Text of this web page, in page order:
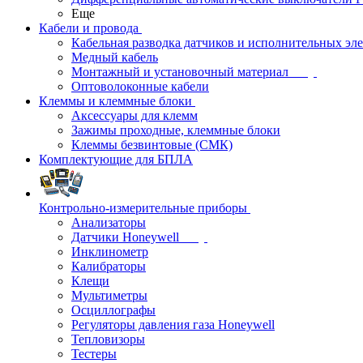
Еще
Кабели и провода
Кабельная разводка датчиков и исполнительных
Медный кабель
Монтажный и установочный материал
Оптоволоконные кабели
Клеммы и клеммные блоки
Аксессуары для клемм
Зажимы проходные, клеммные блоки
Клеммы безвинтовые (СМК)
Комплектующие для БПЛА
Контрольно-измерительные приборы
Анализаторы
Датчики Honeywell
Инклинометр
Калибраторы
Клещи
Мультиметры
Осциллографы
Регуляторы давления газа Honeywell
Тепловизоры
Тестеры